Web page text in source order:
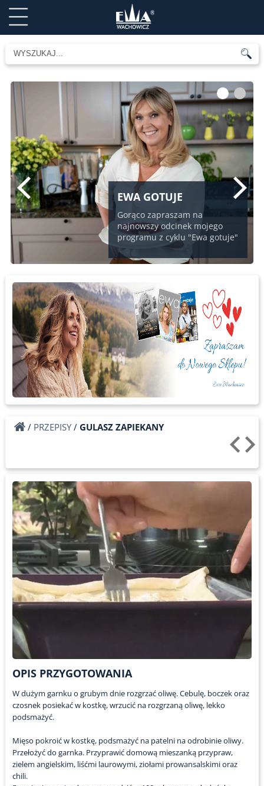
EWA GOTUJE
Gorąco zapraszam na
najnowszy odcinek mojego
programu z cyklu "Ewa gotuje"
1 2
/ PRZEPISY/ GULASZ ZAPIEKANY
OPIS PRZYGOTOWANIA
W dużym garnku o grubym dnie rozgrzać oliwę. Cebulę, boczek oraz
czosnek posiekać w kostkę, wrzucić na rozgrzaną oliwę, lekko
podsmażyć.
Mięso pokroić w kostkę, podsmażyć na patelni na odrobinie oliwy.
Przełożyć do garnka. Przyprawić domową mieszanką przypraw,
zielem angielskim, liśćmi laurowymi, ziołami prowansalskimi oraz
chili.